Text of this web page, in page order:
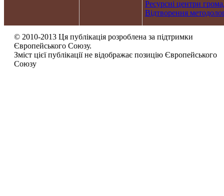
Ресурсні центри
Відтворення
© 2010-2013 Ця публікація розроблена за підтримки
Європейського Союзу.
Зміст цієї публікації не відображає позицію Європейського
Союзу